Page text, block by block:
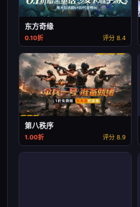
东方奇缘
0.10折 评分 8.4
第八秩序
1.00折 评分 8.9